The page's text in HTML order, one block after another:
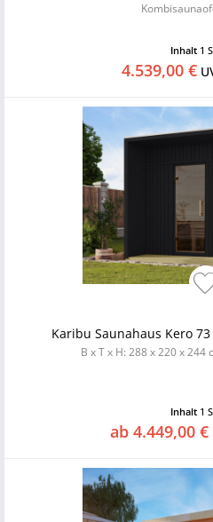
Inhalt 1
4.539,00 €
Karibu Saunahaus Kero
B x T x H: 288 x 220 x 244
Inhalt 1
ab 4.449,00 €